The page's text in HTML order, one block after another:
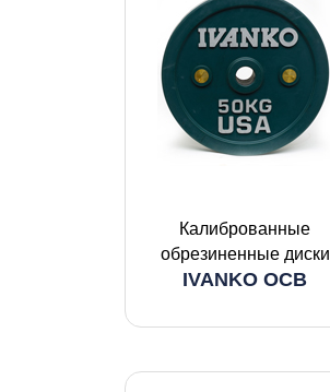
Калиброванные
обрезиненные диски
IVANKO OCB